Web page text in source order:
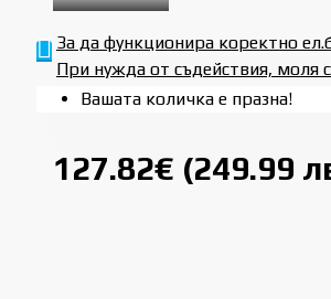
Вашата количка е празна!
За да функционира коректно
При нужда от съдействия, моля
127.82€ (249.99